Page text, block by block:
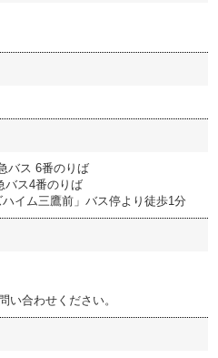
バス 6番のりば
バス4番のりば
イム三鷹前」バス停より徒歩1分
い合わせください。